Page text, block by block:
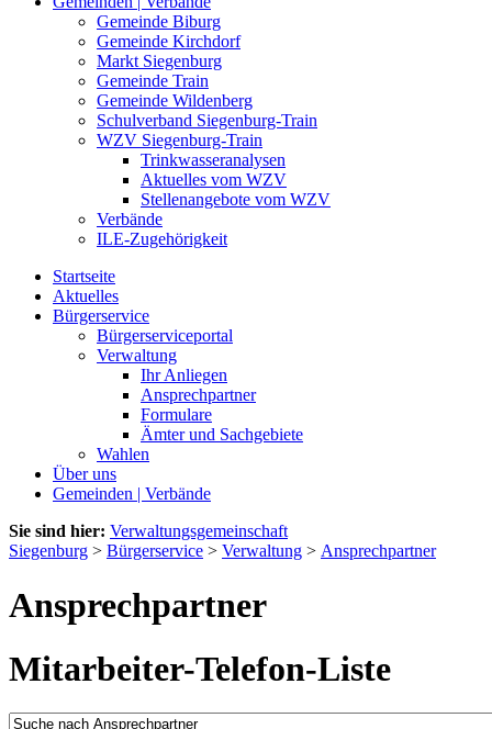
Gemeinde Biburg
Gemeinde Kirchdorf
Markt Siegenburg
Gemeinde Train
Gemeinde Wildenberg
Schulverband Siegenburg-Train
WZV Siegenburg-Train
Trinkwasseranalysen
Aktuelles vom WZV
Stellenangebote vom WZV
Verbände
ILE-Zugehörigkeit
Startseite
Aktuelles
Bürgerservice
Bürgerserviceportal
Verwaltung
Ihr Anliegen
Ansprechpartner
Formulare
Ämter und Sachgebiete
Wahlen
Über uns
Gemeinden | Verbände
Sie sind hier: Verwaltungsgemeinschaft
Siegenburg > Bürgerservice > Verwaltung > Ansprechpartner
Ansprechpartner
Mitarbeiter-Telefon-Liste